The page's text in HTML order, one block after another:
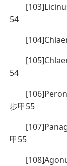
54
54
步甲55
甲55